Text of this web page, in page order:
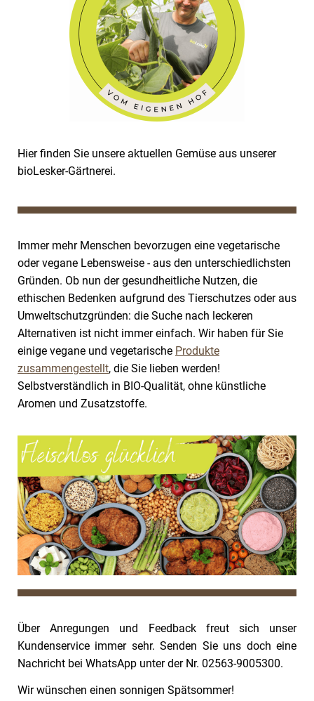
Hier finden Sie unsere aktuellen Gemüse aus unserer
bioLesker-Gärtnerei.
Immer mehr Menschen bevorzugen eine vegetarische
oder vegane Lebensweise - aus den unterschiedlichsten
Gründen. Ob nun der gesundheitliche Nutzen, die
ethischen Bedenken aufgrund des Tierschutzes oder aus
Umweltschutzgründen: die Suche nach leckeren
Alternativen ist nicht immer einfach. Wir haben für Sie
einige vegane und vegetarische Produkte
zusammengestellt, die Sie lieben werden!
Selbstverständlich in BIO-Qualität, ohne künstliche
Aromen und Zusatzstoffe.
Über Anregungen und Feedback freut sich unser
Kundenservice immer sehr. Senden Sie uns doch eine
Nachricht bei WhatsApp unter der Nr. 02563-9005300.
Wir wünschen einen sonnigen Spätsommer!